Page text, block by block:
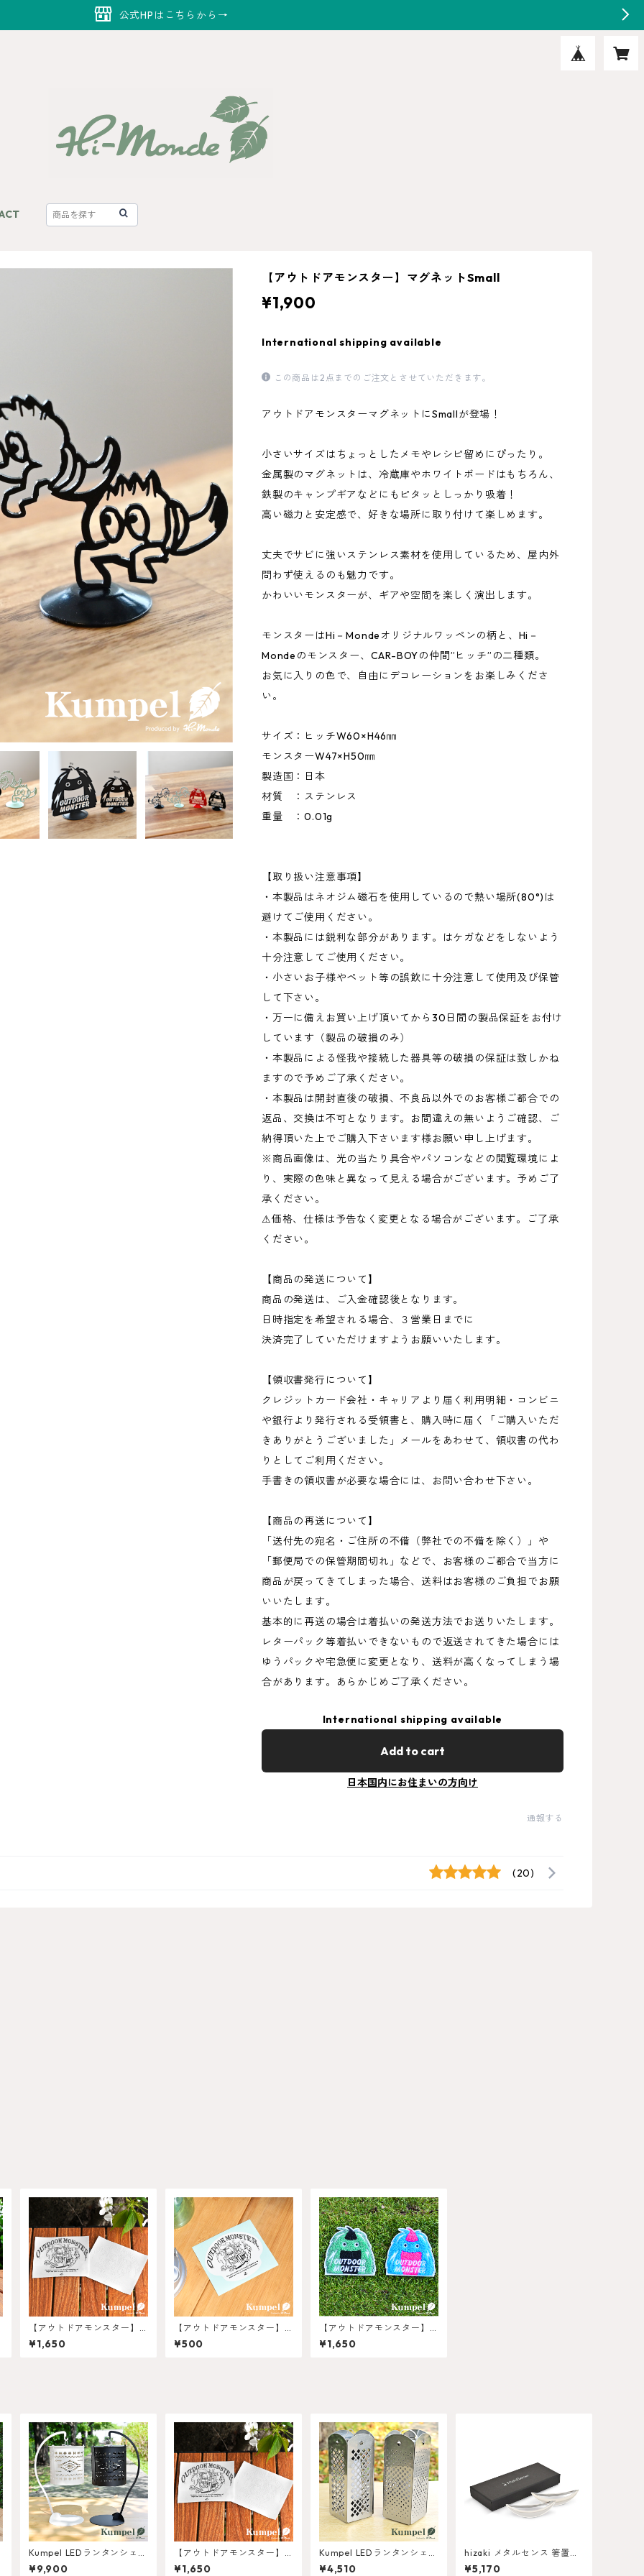
公式HPはこちらから→
【アウトドアモンスター】マグネットSmall
¥1,900
International shipping available
この商品は2点までのご注文とさせていただきます。
アウトドアモンスターマグネットにSmallが登場！
小さいサイズはちょっとしたメモやレシピ留めにぴったり。
金属製のマグネットは、冷蔵庫やホワイトボードはもちろん、
鉄製のキャンプギアなどにもピタッとしっかり吸着！
高い磁力と安定感で、好きな場所に取り付けて楽しめます。
丈夫でサビに強いステンレス素材を使用しているため、屋内外
問わず使えるのも魅力です。
かわいいモンスターが、ギアや空間を楽しく演出します。
モンスターはHi－Mondeオリジナルワッペンの柄と、Hi－
Mondeのモンスター、CAR-BOYの仲間”ヒッチ”の二種類。
お気に入りの色で、自由にデコレーションをお楽しみくださ
い。
サイズ：ヒッチW60×H46㎜
モンスターW47×H50㎜
製造国：日本
材質 ：ステンレス
重量 ：0.01g
【取り扱い注意事項】
・本製品はネオジム磁石を使用しているので熱い場所(80°)は
避けてご使用ください。
・本製品には鋭利な部分があります。はケガなどをしないよう
十分注意してご使用ください。
・小さいお子様やペット等の誤飲に十分注意して使用及び保管
して下さい。
・万一に備えお買い上げ頂いてから30日間の製品保証をお付け
しています（製品の破損のみ）
・本製品による怪我や接続した器具等の破損の保証は致しかね
ますので予めご了承ください。
・本製品は開封直後の破損、不良品以外でのお客様ご都合での
返品、交換は不可となります。お間違えの無いようご確認、ご
納得頂いた上でご購入下さいます様お願い申し上げます。
※商品画像は、光の当たり具合やパソコンなどの閲覧環境によ
り、実際の色味と異なって見える場合がございます。予めご了
承ください。
⚠︎価格、仕様は予告なく変更となる場合がございます。ご了承
ください。
【商品の発送について】
商品の発送は、ご入金確認後となります。
日時指定を希望される場合、３営業日までに
決済完了していただけますようお願いいたします。
【領収書発行について】
クレジットカード会社・キャリアより届く利用明細・コンビニ
や銀行より発行される受領書と、購入時に届く「ご購入いただ
きありがとうございました」メールをあわせて、領収書の代わ
りとしてご利用ください。
手書きの領収書が必要な場合には、お問い合わせ下さい。
【商品の再送について】
「送付先の宛名・ご住所の不備（弊社での不備を除く）」や
「郵便局での保管期間切れ」などで、お客様のご都合で当方に
商品が戻ってきてしまった場合、送料はお客様のご負担でお願
いいたします。
基本的に再送の場合は着払いの発送方法でお送りいたします。
レターパック等着払いできないもので返送されてきた場合には
ゆうパックや宅急便に変更となり、送料が高くなってしまう場
合があります。あらかじめご了承ください。
International shipping available
Add to cart
日本国内にお住まいの方向け
通報する
(20)
【アウトドアモンスター】C
AR-BOY 転写ステッカー
¥1,650
【アウトドアモンスター】C
AR-BOY ステッカー
¥500
【アウトドアモンスター】
もふもふワッペン
¥1,650
Kumpel LEDランタンシェー
ド スタンドセット Colors：
¥9,900
【アウトドアモンスター】C
AR-BOY 転写ステッカー
¥1,650
Kumpel LEDランタンシェー
ド Ⅼight ロングサイズ
¥4,510
hizaki メタルセンス 箸置き
「三日月」 2個セット
¥5,170